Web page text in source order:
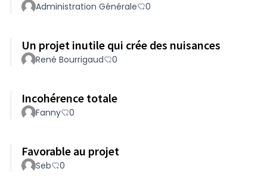
Administration Générale 0
Un projet inutile qui crée des nuisances
René Bourrigaud 0
Incohérence totale
Fanny 0
Favorable au projet
Seb 0